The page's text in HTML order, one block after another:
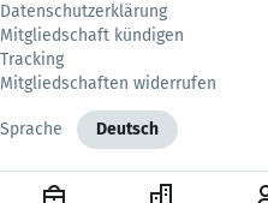
Datenschutzerklärung
Mitgliedschaft kündigen
Tracking
Mitgliedschaften widerrufen
Sprache Deutsch